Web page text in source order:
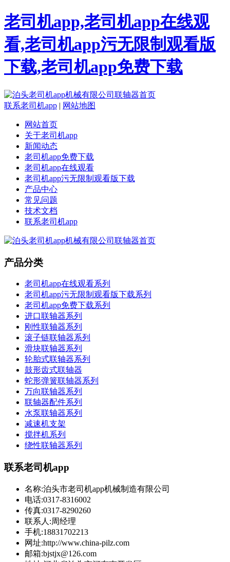
老司机app,老司机app在线观
看,老司机app污无限制观看版
下载,老司机app免费下载
联系老司机app | 网站地图
网站首页
关于老司机app
新闻动态
老司机app免费下载
老司机app在线观看
老司机app污无限制观看版下载
产品中心
常见问题
技术文档
联系老司机app
产品分类
老司机app在线观看系列
老司机app污无限制观看版下载系列
老司机app免费下载系列
进口联轴器系列
刚性联轴器系列
滚子链联轴器系列
滑块联轴器系列
轮胎式联轴器系列
鼓形齿式联轴器
蛇形弹簧联轴器系列
万向联轴器系列
联轴器配件系列
水泵联轴器系列
减速机支架
搅拌机系列
绕性联轴器系列
联系老司机app
名称:泊头市老司机app机械制造有限公司
电话:0317-8316002
传真:0317-8290260
联系人:周经理
手机:18831702213
网址:http://www.china-pilz.com
邮箱:bjstjx@126.com